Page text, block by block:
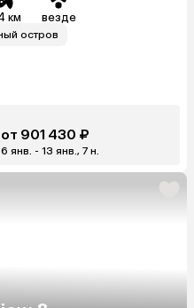
км везде
остров
от 901 430 ₽
6 янв. - 13 янв., 7 н.